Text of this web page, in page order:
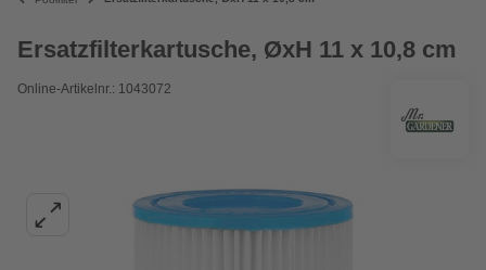
Ersatzfilterkartusche, ØxH 11 x 10,8 cm
Online-Artikelnr.: 1043072